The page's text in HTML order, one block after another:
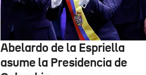
Abelardo de la Espriella
asume la Presidencia de